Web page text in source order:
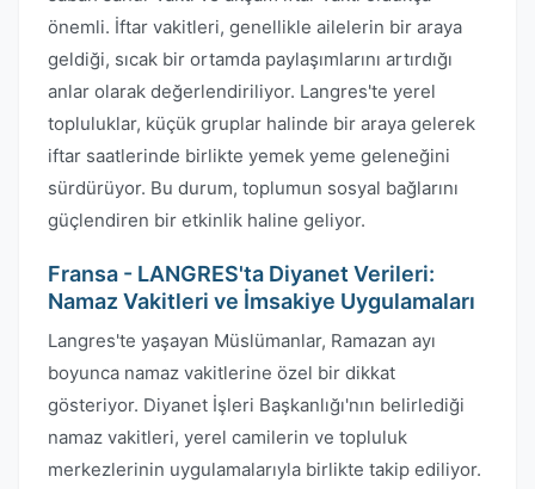
önemli. İftar vakitleri, genellikle ailelerin bir araya
geldiği, sıcak bir ortamda paylaşımlarını artırdığı
anlar olarak değerlendiriliyor. Langres'te yerel
topluluklar, küçük gruplar halinde bir araya gelerek
iftar saatlerinde birlikte yemek yeme geleneğini
sürdürüyor. Bu durum, toplumun sosyal bağlarını
güçlendiren bir etkinlik haline geliyor.
Fransa - LANGRES'ta Diyanet Verileri:
Namaz Vakitleri ve İmsakiye Uygulamaları
Langres'te yaşayan Müslümanlar, Ramazan ayı
boyunca namaz vakitlerine özel bir dikkat
gösteriyor. Diyanet İşleri Başkanlığı'nın belirlediği
namaz vakitleri, yerel camilerin ve topluluk
merkezlerinin uygulamalarıyla birlikte takip ediliyor.